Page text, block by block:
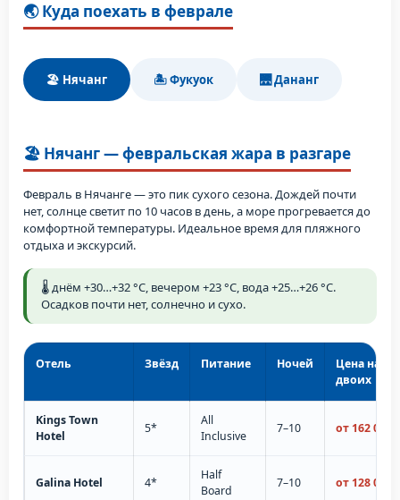
🌏 Куда поехать в феврале
🏖️ Нячанг 🏝️ Фукуок 🌉 Дананг
🏖️ Нячанг — февральская жара в разгаре
Февраль в Нячанге — это пик сухого сезона. Дождей почти
нет, солнце светит по 10 часов в день, а море прогревается до
комфортной температуры. Идеальное время для пляжного
отдыха и экскурсий.
🌡️ днём +30…+32 °C, вечером +23 °C, вода +25…+26 °C.
Осадков почти нет, солнечно и сухо.
Отель Звёзд Питание Ночей
Цена на
двоих
Kings Town
Hotel
5*
All
Inclusive
7–10 от 162 000 ₽
Galina Hotel 4*
Half
Board
7–10 от 128 000 ₽